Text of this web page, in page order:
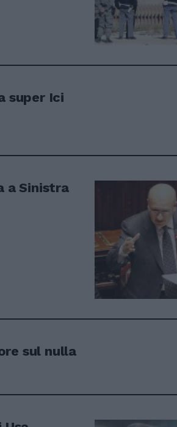
super Ici
a Sinistra
sul nulla